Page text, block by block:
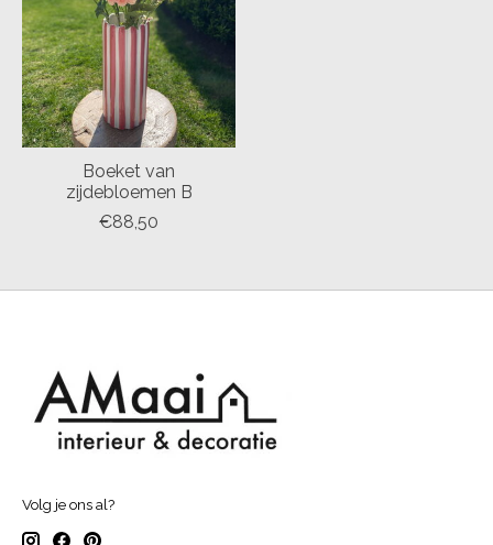
Boeket van
zijdebloemen B
€88,50
Volg je ons al?